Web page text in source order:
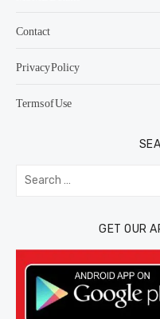
Contact
Privacy Policy
Terms of Use
Search
for:
GET OUR